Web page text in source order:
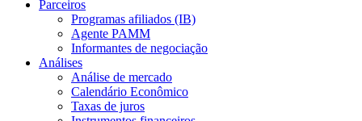
Parceiros
Programas afiliados (IB)
Agente PAMM
Informantes de negociação
Análises
Análise de mercado
Calendário Econômico
Taxas de juros